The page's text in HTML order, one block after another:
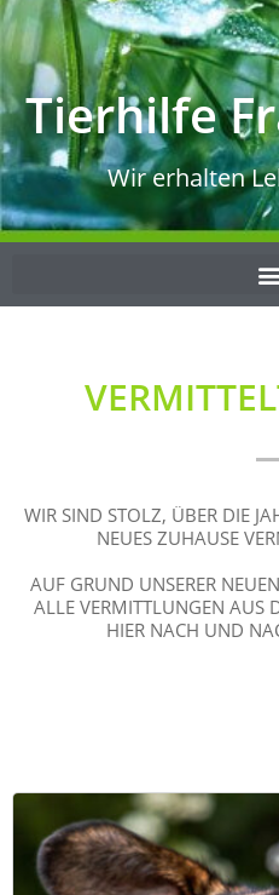
Tierhilfe
Wir erhalten
WIR SIND STOLZ, ÜBER DIE
NEUES ZUHAUSE
AUF GRUND UNSERER
ALLE VERMITTLUNGEN AUS
HIER NACH UND